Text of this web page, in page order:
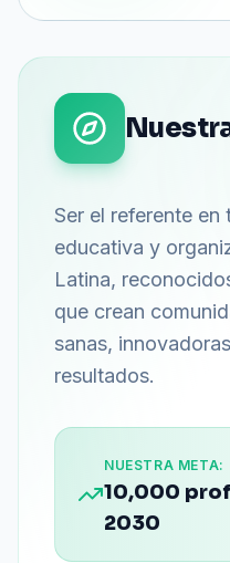
Ser el referente en
educativa y
Latina,
que crean
sanas,
resultados.
NUESTRA META:
10,000
2030